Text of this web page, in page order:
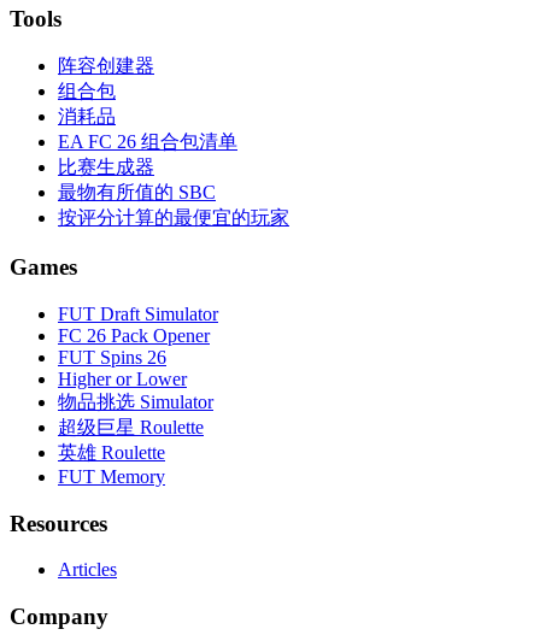
Tools
阵容创建器
组合包
消耗品
EA FC 26 组合包清单
比赛生成器
最物有所值的 SBC
按评分计算的最便宜的玩家
Games
FUT Draft Simulator
FC 26 Pack Opener
FUT Spins 26
Higher or Lower
物品挑选 Simulator
超级巨星 Roulette
英雄 Roulette
FUT Memory
Resources
Articles
Company